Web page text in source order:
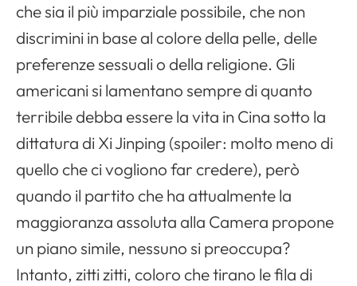
che sia il più imparziale possibile, che non
discrimini in base al colore della pelle, delle
preferenze sessuali o della religione. Gli
americani si lamentano sempre di quanto
terribile debba essere la vita in Cina sotto la
dittatura di Xi Jinping (spoiler: molto meno di
quello che ci vogliono far credere), però
quando il partito che ha attualmente la
maggioranza assoluta alla Camera propone
un piano simile, nessuno si preoccupa?
Intanto, zitti zitti, coloro che tirano le fila di